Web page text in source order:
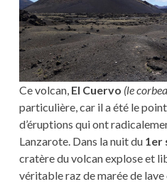
Ce volcan, El Cuervo (le
particulière, car il a été le
d’éruptions qui ont
Lanzarote. Dans la nuit du 1er
cratère du volcan explose et
véritable raz de marée de